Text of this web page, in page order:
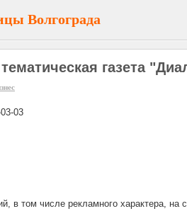
Волгограда
газета
03
в том числе рекламного характера, на